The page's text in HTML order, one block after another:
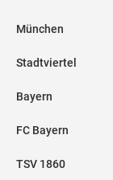
München
Stadtviertel
Bayern
FC Bayern
TSV 1860